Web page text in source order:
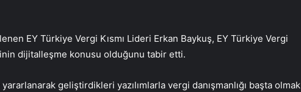
EY Türkiye Vergi Kısmı Lideri Erkan Baykuş, EY Türkiye Vergi
dijitalleşme konusu olduğunu tabir etti.
geliştirdikleri yazılımlarla vergi danışmanlığı başta olmak